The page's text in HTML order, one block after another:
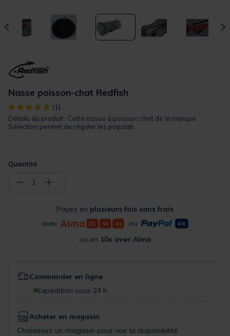
Nasse poisson-chat Redfish
[object Object] out of 5 Customer Rating
(1)
Détails du produit : Cette nasse à poisson chat de la marque
Sélection permet de réguler les populati...
Quantité
− 1 +
Payez en plusieurs fois sans frais
avec
ou
ou en 10x avec Alma
Commander en ligne
Expédition sous 24 h
Acheter en magasin
Choisissez un magasin pour voir la disponibilité